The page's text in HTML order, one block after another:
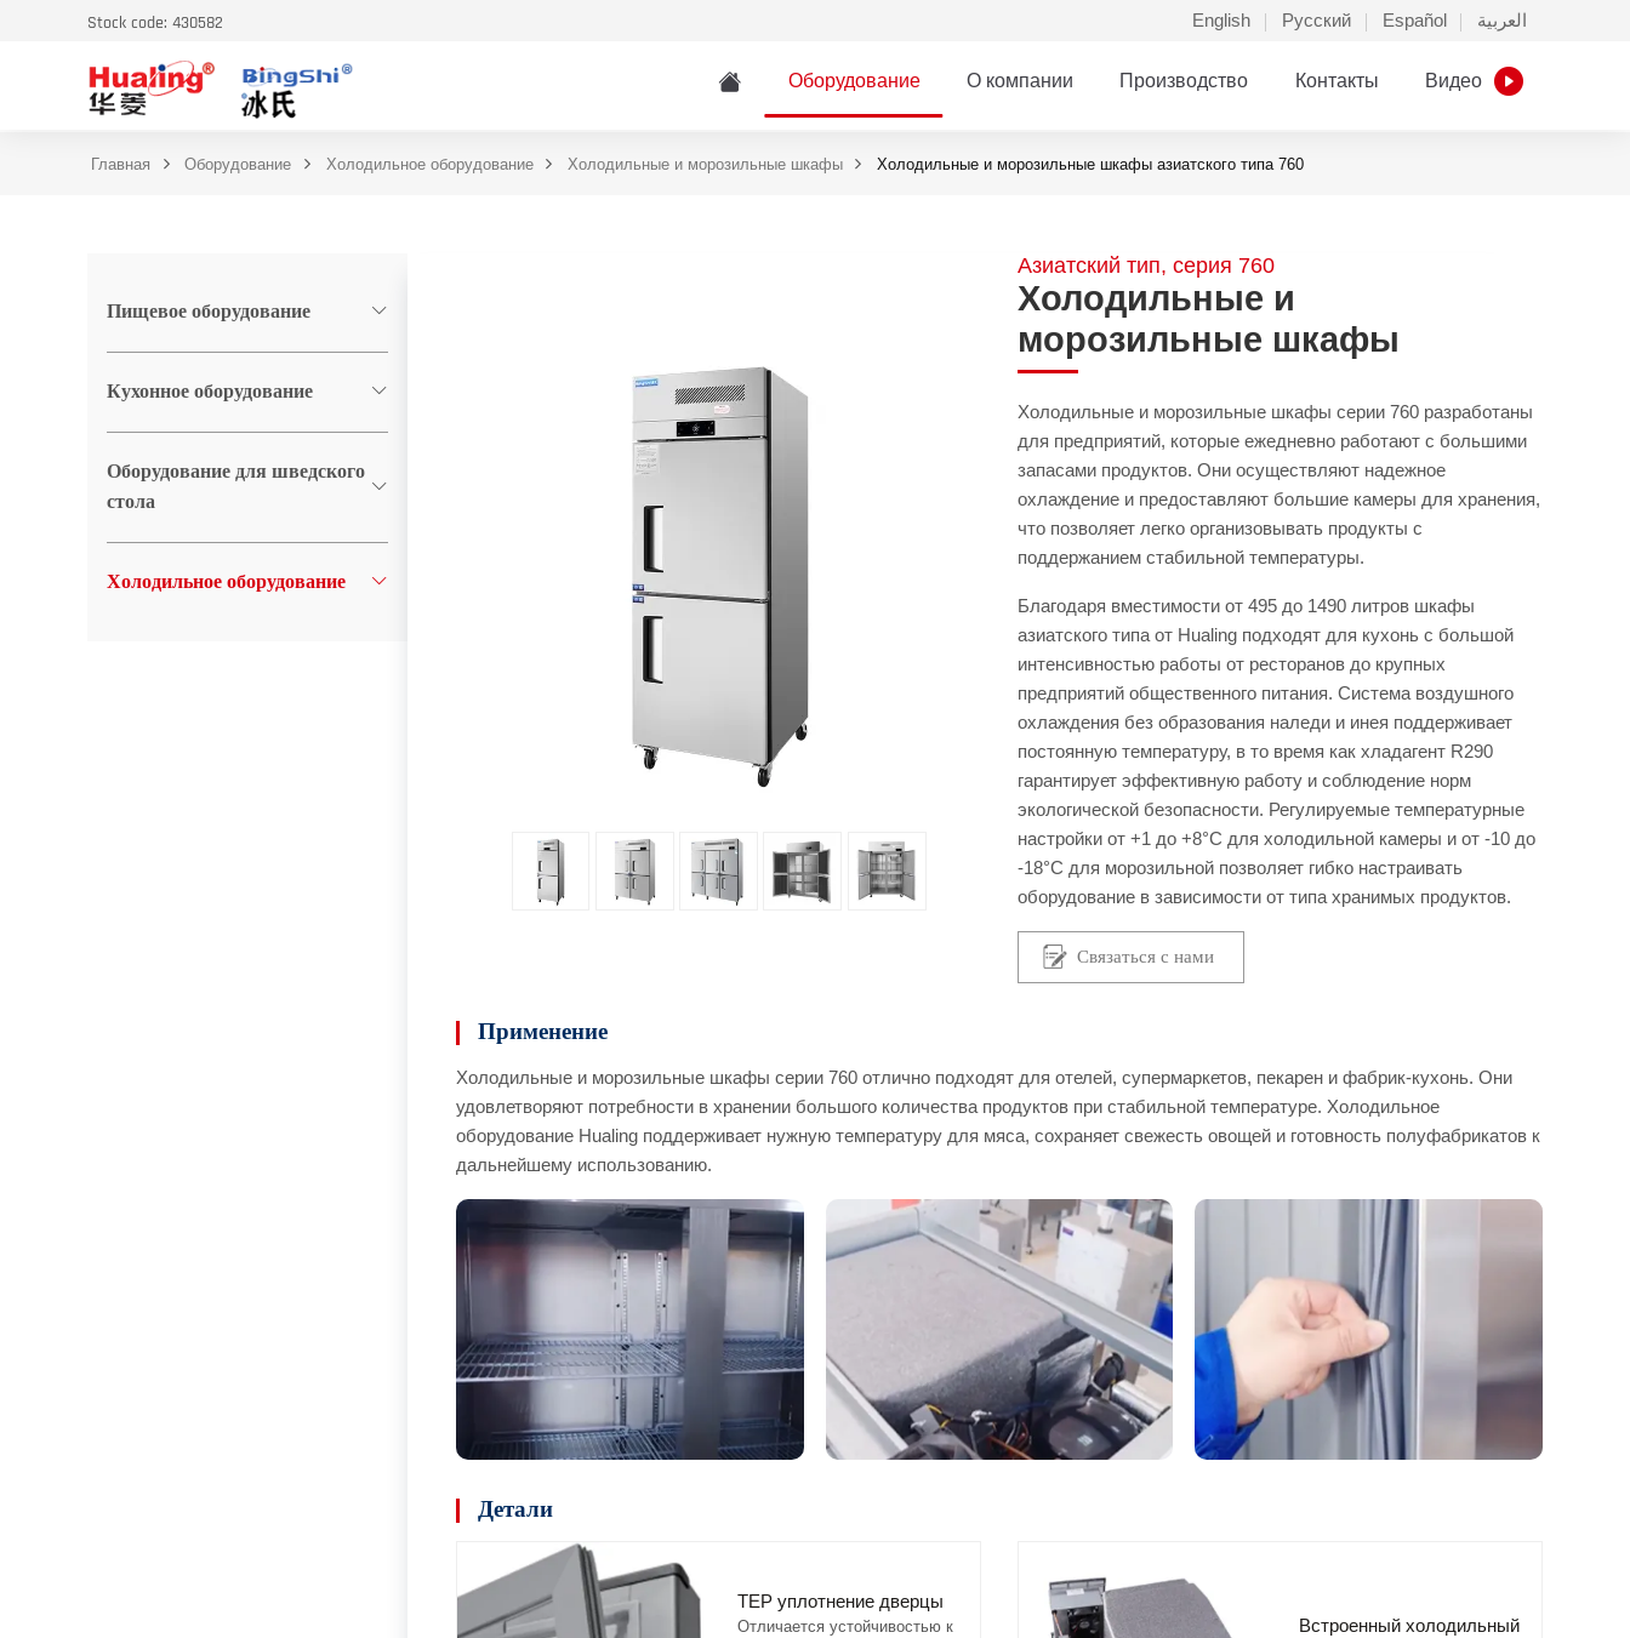
Stock code: 430582 English Русский Español العربية
Оборудование О компании Производство Контакты Видео
Главная Оборудование Холодильное оборудование Холодильные и морозильные шкафы Холодильные и морозильные шкафы азиатского типа 760
Азиатский тип, серия 760
Холодильные и
морозильные шкафы
Холодильные и морозильные шкафы серии 760 разработаны
для предприятий, которые ежедневно работают с большими
запасами продуктов. Они осуществляют надежное
охлаждение и предоставляют большие камеры для хранения,
что позволяет легко организовывать продукты с
поддержанием стабильной температуры.
Благодаря вместимости от 495 до 1490 литров шкафы
азиатского типа от Hualing подходят для кухонь с большой
интенсивностью работы от ресторанов до крупных
предприятий общественного питания. Система воздушного
охлаждения без образования наледи и инея поддерживает
постоянную температуру, в то время как хладагент R290
гарантирует эффективную работу и соблюдение норм
экологической безопасности. Регулируемые температурные
настройки от +1 до +8°C для холодильной камеры и от -10 до
-18°C для морозильной позволяет гибко настраивать
оборудование в зависимости от типа хранимых продуктов.
Связаться с нами
Применение
Холодильные и морозильные шкафы серии 760 отлично подходят для отелей, супермаркетов, пекарен и фабрик-кухонь. Они
удовлетворяют потребности в хранении большого количества продуктов при стабильной температуре. Холодильное
оборудование Hualing поддерживает нужную температуру для мяса, сохраняет свежесть овощей и готовность полуфабрикатов к
дальнейшему использованию.
Детали
TEP уплотнение дверцы
Отличается устойчивостью к
Встроенный холодильный
Пищевое оборудование
Кухонное оборудование
Оборудование для шведского
стола
Холодильное оборудование